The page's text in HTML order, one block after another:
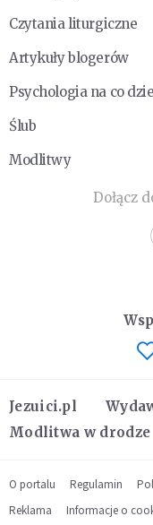
Czytania liturgiczne
Artykuły blogerów
Psychologia na co
Ślub
Modlitwy
Dołącz
Jezuici.pl
Modlitwa w drodze
O portalu Regulamin
Reklama
Informacje o